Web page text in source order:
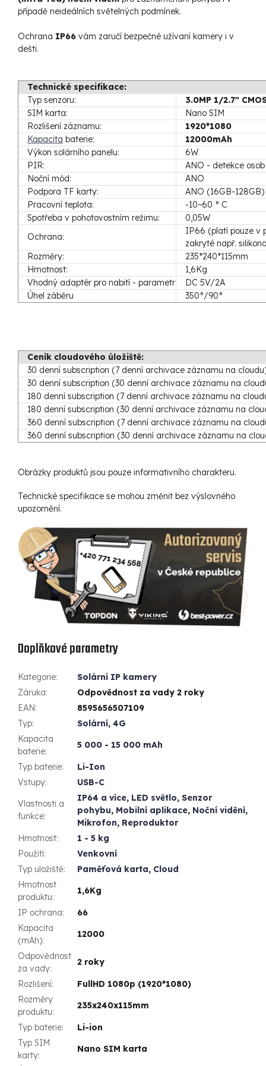
případě neideálních světelných podmínek.
Ochrana IP66 vám zaručí bezpečné užívaní kamery i v
dešti.
Technické specifikace:
Typ senzoru:
3.0MP 1/2.7"
SIM karta:
Nano SIM
Rozlišení záznamu:
1920*1080
Kapacita baterie:
12000mAh
Výkon solárního panelu:
6W
PIR:
ANO - detekce
Noční mód:
ANO
Podpora TF karty:
ANO (16GB-128GB)
Pracovní teplota:
-10~60 ° C
Spotřeba v pohotovostním režimu:
0,05W
Ochrana:
IP66 (platí pouze v
zakryté např.
Rozměry:
235*240*115mm
Hmotnost:
1,6Kg
Vhodný adaptér pro nabití - parametr
DC 5V/2A
Úhel záběru
350°/90°
Ceník cloudového úložiště:
30 denní subscription (7 denní archivace záznamu na
30 denní subscription (30 denní archivace záznamu na
180 denní subscription (7 denní archivace záznamu na
180 denní subscription (30 denní archivace záznamu na
360 denní subscription (7 denní archivace záznamu na
360 denní subscription (30 denní archivace záznamu na
Obrázky produktů jsou pouze informativního charakteru.
Technické specifikace se mohou změnit bez výslovného
upozornění.
Doplňkové parametry
Kategorie:
Solární IP kamery
Záruka:
Odpovědnost za vady 2 roky
EAN:
8595656507109
Typ: Solární, 4G
Kapacita
baterie:
5 000 - 15 000 mAh
Typ baterie:
Li-Ion
Vstupy:
USB-C
Vlastnosti a
funkce:
IP64 a více, LED světlo, Senzor
pohybu, Mobilní aplikace, Noční vidění,
Mikrofon, Reproduktor
Hmotnost:
1 - 5 kg
Použití:
Venkovní
Typ uložiště: Paměťová karta, Cloud
Hmotnost
produktu:
1,6Kg
IP ochrana:
66
Kapacita
(mAh):
12000
Odpovědnost
za vady:
2 roky
Rozlišení:
FullHD 1080p (1920*1080)
Rozměry
produktu:
235x240x115mm
Typ baterie:
Li-ion
Typ SIM
karty:
Nano SIM karta